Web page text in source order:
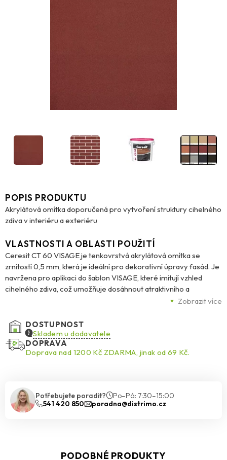
POPIS PRODUKTU
Akrylátová omítka doporučená pro vytvoření struktury cihelného
zdiva v interiéru a exteriéru
Zobrazit více
VLASTNOSTI A OBLASTI POUŽITÍ
Ceresit CT 60 VISAGE je tenkovrstvá akrylátová omítka se
zrnitostí 0,5 mm, která je ideální pro dekorativní úpravy fasád. Je
navržena pro aplikaci do šablon VISAGE, které imitují vzhled
cihelného zdiva, což umožňuje dosáhnout atraktivního a
realistického designu. Omítka je odolná vůči povětrnostním
paropropustná, což zajišťuje dlouhou životnost a ochranu
povrchu.
Díky inovativní technologii BioProtect je omítka odolná proti
Visage a v celé paletě barev Ceresit Colours of Nature®. Omítka
je vhodná pro aplikaci na výztužnou vrstvu v kontaktních
systémech zateplení budov Ceresit Ceretherm (ETICS) s
sádrokartonové desky.
DOSTUPNOST
Skladem u dodavatele
DOPRAVA
Doprava nad 1200 Kč ZDARMA, jinak od 69 Kč.
Potřebujete poradit?
Po–Pá: 7:30–15:00
541 420 850
poradna@distrimo.cz
PODOBNÉ PRODUKTY